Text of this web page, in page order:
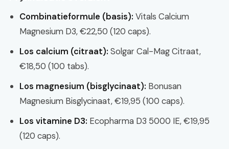
Combinatieformule (basis): Vitals Calcium
Magnesium D3, €22,50 (120 caps).
Los calcium (citraat): Solgar Cal-Mag Citraat,
€18,50 (100 tabs).
Los magnesium (bisglycinaat): Bonusan
Magnesium Bisglycinaat, €19,95 (100 caps).
Los vitamine D3: Ecopharma D3 5000 IE, €19,95
(120 caps).